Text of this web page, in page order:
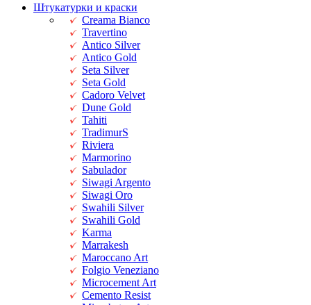
Штукатурки и краски
Creama Bianco
Travertino
Antico Silver
Antico Gold
Seta Silver
Seta Gold
Cadoro Velvet
Dune Gold
Tahiti
TradimurS
Riviera
Marmorino
Sabulador
Siwagi Argento
Siwagi Oro
Swahili Silver
Swahili Gold
Karma
Marrakesh
Maroccano Art
Folgio Veneziano
Microcement Art
Cemento Resist